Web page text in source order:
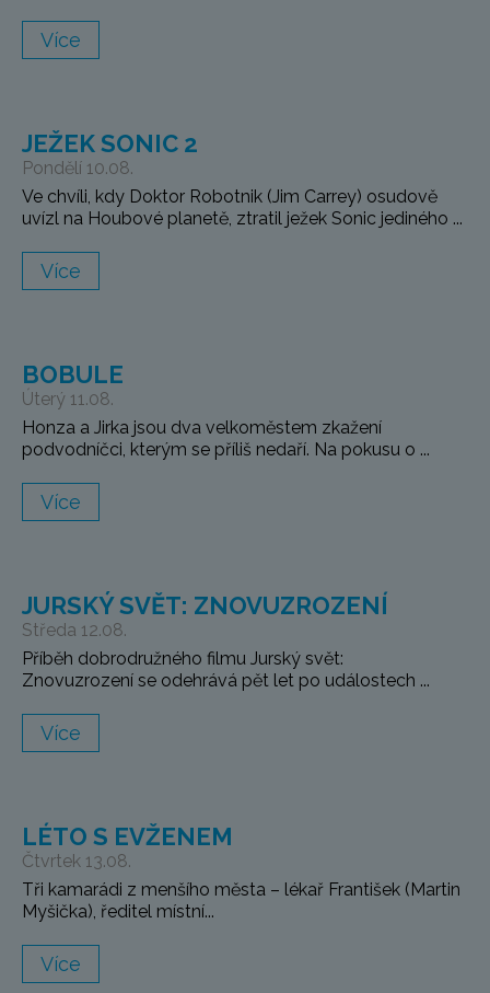
Více
JEŽEK SONIC 2
Pondělí 10.08.
Ve chvíli, kdy Doktor Robotnik (Jim Carrey) osudově
uvízl na Houbové planetě, ztratil ježek Sonic jediného ...
Více
BOBULE
Úterý 11.08.
Honza a Jirka jsou dva velkoměstem zkažení
podvodníčci, kterým se příliš nedaří. Na pokusu o ...
Více
JURSKÝ SVĚT: ZNOVUZROZENÍ
Středa 12.08.
Příběh dobrodružného filmu Jurský svět:
Znovuzrození se odehrává pět let po událostech ...
Více
LÉTO S EVŽENEM
Čtvrtek 13.08.
Tři kamarádi z menšího města – lékař František (Martin
Myšička), ředitel místní...
Více